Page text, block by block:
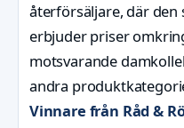
återförsäljare, där
erbjuder priser
motsvarande
andra
Vinnare från Råd &